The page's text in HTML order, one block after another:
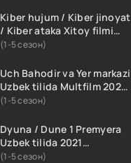
Kiber hujum / Kiber jinoyat
/ Kiber ataka Xitoy filmi
Uzbek tilida O'zbekcha
HD skachat
(1-5 сезон)
Uch Bahodir va Yer markazi
Uzbek tilida Multfilm 2025
tarjima HD skachat
(1-5 сезон)
Dyuna / Dune 1 Premyera
Uzbek tilida 2021
O'zbekcha tarjima kino HD
(1-5 сезон)